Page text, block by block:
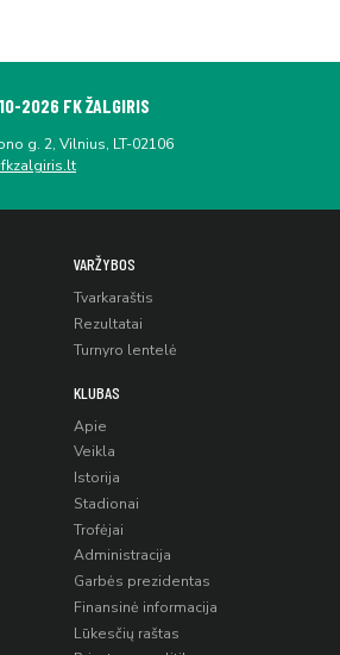
2026 FK ŽALGIRIS
g. 2, Vilnius, LT-02106
VARŽYBOS
Tvarkaraštis
Rezultatai
Turnyro lentelė
KLUBAS
Apie
Veikla
Istorija
Stadionai
Trofėjai
Administracija
Garbės prezidentas
Finansinė informacija
Lūkesčių raštas